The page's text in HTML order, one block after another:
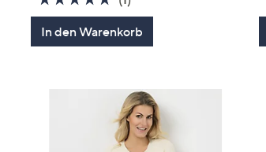
von
5
Bewertungen
In den Warenkorb